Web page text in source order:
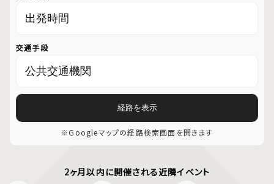
交通手段
経路を表示
※Googleマップの経路検索画面を開きます
2ヶ月以内に開催される近隣イベント